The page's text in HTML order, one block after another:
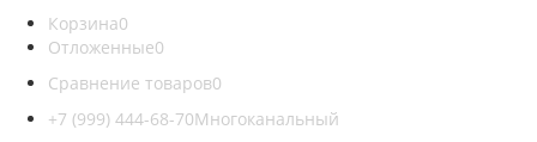
Корзина0
Отложенные0
Сравнение товаров0
+7 (999) 444-68-70Многоканальный